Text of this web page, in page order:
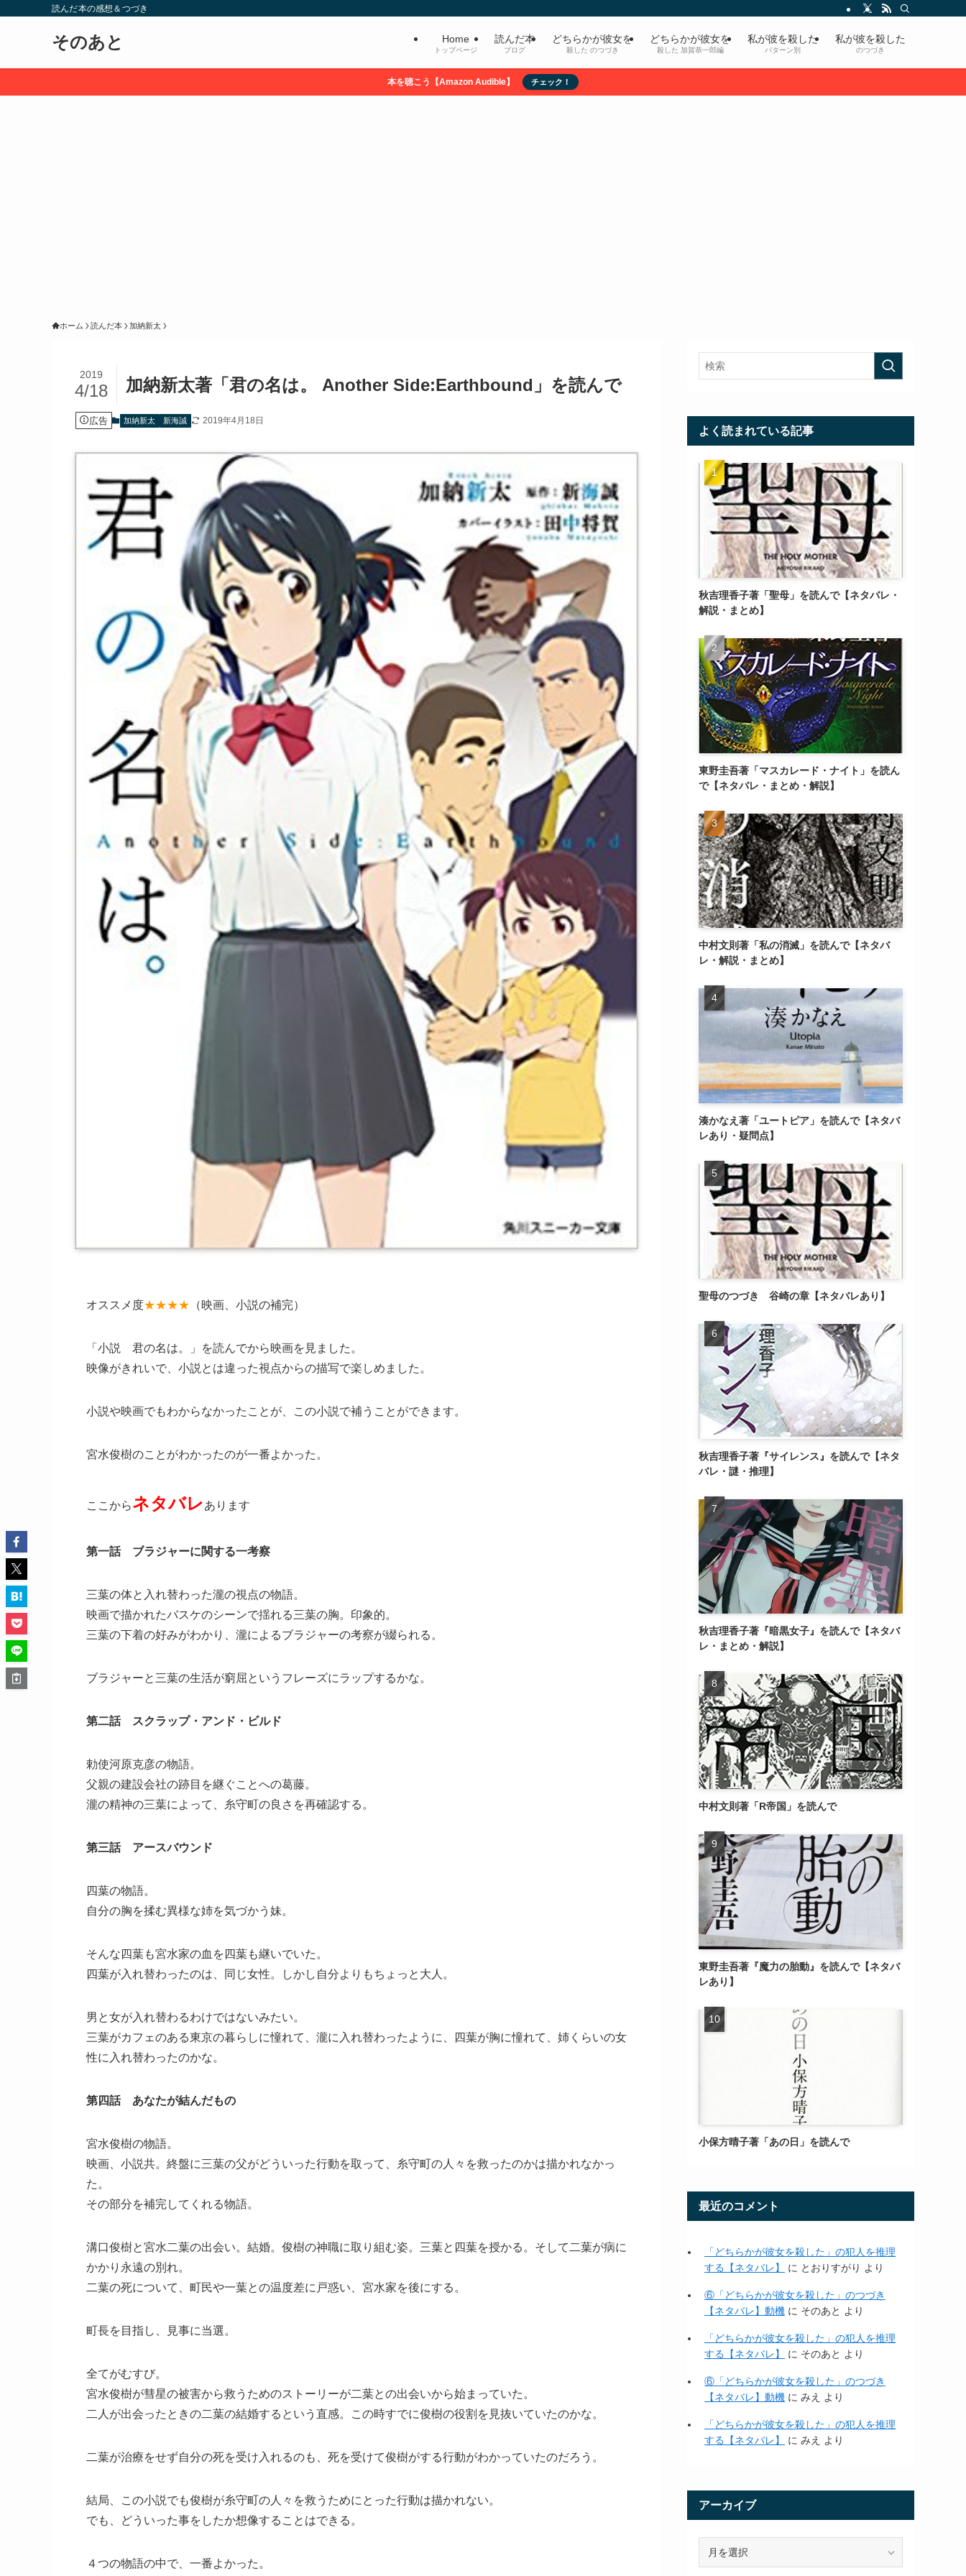
読んだ本の感想＆つづき
そのあと Home
トップページ
読んだ本
ブログ
どちらかが彼女を
殺した のつづき
どちらかが彼女を
殺した 加賀恭一郎編
私が彼を殺した
パターン別
私が彼を殺した
のつづき
本を聴こう【Amazon Audible】 チェック！
ホーム 読んだ本 加納新太
加納新太著「君の名は。 Another Side:Earthbound」を読んで
2019
4/18
広告 加納新太 新海誠 2019年4月18日
オススメ度★★★★ （映画、小説の補完）
「小説 君の名は。」を読んでから映画を見ました。
映像がきれいで、小説とは違った視点からの描写で楽しめました。
小説や映画でもわからなかったことが、この小説で補うことができます。
宮水俊樹のことがわかったのが一番よかった。
ここからネタバレあります
第一話 ブラジャーに関する一考察
三葉の体と入れ替わった瀧の視点の物語。
映画で描かれたバスケのシーンで揺れる三葉の胸。印象的。
三葉の下着の好みがわかり、瀧によるブラジャーの考察が綴られる。
ブラジャーと三葉の生活が窮屈というフレーズにラップするかな。
第二話 スクラップ・アンド・ビルド
勅使河原克彦の物語。
父親の建設会社の跡目を継ぐことへの葛藤。
瀧の精神の三葉によって、糸守町の良さを再確認する。
第三話 アースバウンド
四葉の物語。
自分の胸を揉む異様な姉を気づかう妹。
そんな四葉も宮水家の血を四葉も継いでいた。
四葉が入れ替わったのは、同じ女性。しかし自分よりもちょっと大人。
男と女が入れ替わるわけではないみたい。
三葉がカフェのある東京の暮らしに憧れて、瀧に入れ替わったように、四葉が胸に憧れて、姉くらいの女
性に入れ替わったのかな。
第四話 あなたが結んだもの
宮水俊樹の物語。
映画、小説共。終盤に三葉の父がどういった行動を取って、糸守町の人々を救ったのかは描かれなかっ
た。
その部分を補完してくれる物語。
溝口俊樹と宮水二葉の出会い。結婚。俊樹の神職に取り組む姿。三葉と四葉を授かる。そして二葉が病に
かかり永遠の別れ。
二葉の死について、町民や一葉との温度差に戸惑い、宮水家を後にする。
町長を目指し、見事に当選。
全てがむすび。
宮水俊樹が彗星の被害から救うためのストーリーが二葉との出会いから始まっていた。
二人が出会ったときの二葉の結婚するという直感。この時すでに俊樹の役割を見抜いていたのかな。
二葉が治療をせず自分の死を受け入れるのも、死を受けて俊樹がする行動がわかっていたのだろう。
結局、この小説でも俊樹が糸守町の人々を救うためにとった行動は描かれない。
でも、どういった事をしたか想像することはできる。
４つの物語の中で、一番よかった。
よく読まれている記事
秋吉理香子著「聖母」を読んで【ネタバレ・
解説・まとめ】
東野圭吾著「マスカレード・ナイト」を読ん
で【ネタバレ・まとめ・解説】
中村文則著「私の消滅」を読んで【ネタバ
レ・解説・まとめ】
湊かなえ著「ユートピア」を読んで【ネタバ
レあり・疑問点】
聖母のつづき 谷崎の章【ネタバレあり】
秋吉理香子著『サイレンス』を読んで【ネタ
バレ・謎・推理】
秋吉理香子著『暗黒女子』を読んで【ネタバ
レ・まとめ・解説】
中村文則著「R帝国」を読んで
東野圭吾著『魔力の胎動』を読んで【ネタバ
レあり】
小保方晴子著「あの日」を読んで
最近のコメント
「どちらかが彼女を殺した」の犯人を推理
する【ネタバレ】
に とおりすがり より
⑥「どちらかが彼女を殺した」のつづき
【ネタバレ】動機 に そのあと より
「どちらかが彼女を殺した」の犯人を推理
する【ネタバレ】
に そのあと より
⑥「どちらかが彼女を殺した」のつづき
【ネタバレ】動機 に みえ より
「どちらかが彼女を殺した」の犯人を推理
する【ネタバレ】
に みえ より
アーカイブ